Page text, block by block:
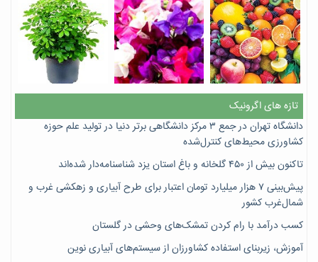
تازه های اگرونیک
دانشگاه تهران در جمع ۳ مرکز دانشگاهی برتر دنیا در تولید علم حوزه
کشاورزی محیط‌های کنترل‌شده
تاکنون بیش از ۴۵۰ گلخانه و باغ استان یزد شناسنامه‌دار شده‌اند
پیش‌بینی ۷‌ هزار میلیارد تومان اعتبار برای طرح آبیاری و زهکشی غرب و
شمال‌غرب کشور
کسب درآمد با رام کردن تمشک‌های وحشی در گلستان
آموزش، زیربنای استفاده کشاورزان از سیستم‌های آبیاری نوین